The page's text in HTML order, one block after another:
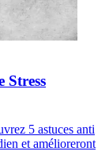
Stress
5 astuces anti
et amélioreront